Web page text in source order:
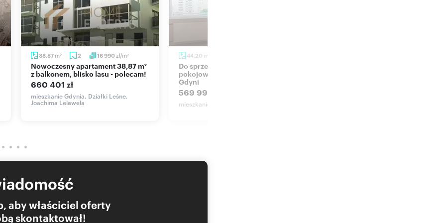
38,87 m2 2 16 990zł/m2
Nowoczesny apartament 38,87 m²
z balkonem, blisko lasu - polecam!
660 401 zł
mieszkanie Gdynia, Działki Leśne,
Joachima Lelewela
44,20 m
Do sprzedania funkcjonalne 2-
pokojowe mieszkanie 44,2 m² w
Gdyni
569 999 zł
mieszkanie Gdynia, Działki Leśne, Śląska
aby właściciel oferty
skontaktował!